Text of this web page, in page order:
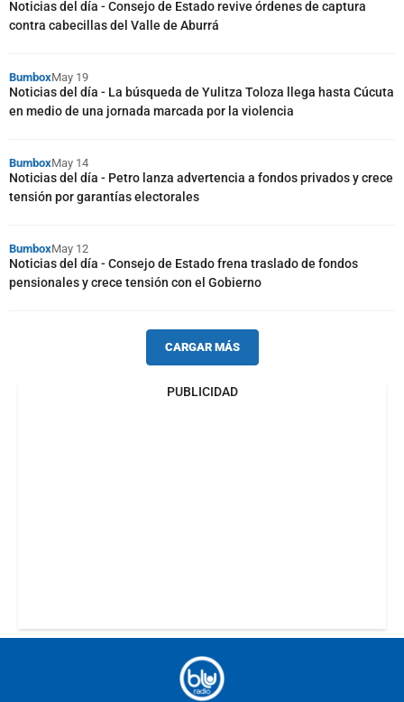
Noticias del día - Consejo de Estado revive órdenes de captura
contra cabecillas del Valle de Aburrá
BumboxMay 19
Noticias del día - La búsqueda de Yulitza Toloza llega hasta Cúcuta
en medio de una jornada marcada por la violencia
BumboxMay 14
Noticias del día - Petro lanza advertencia a fondos privados y crece
tensión por garantías electorales
BumboxMay 12
Noticias del día - Consejo de Estado frena traslado de fondos
pensionales y crece tensión con el Gobierno
CARGAR MÁS
PUBLICIDAD